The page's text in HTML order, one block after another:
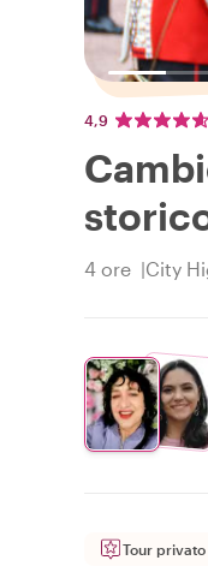
4,9
4 ore City
Tour privato